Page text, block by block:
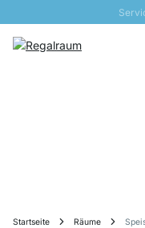
Schnelle
Startseite Räume